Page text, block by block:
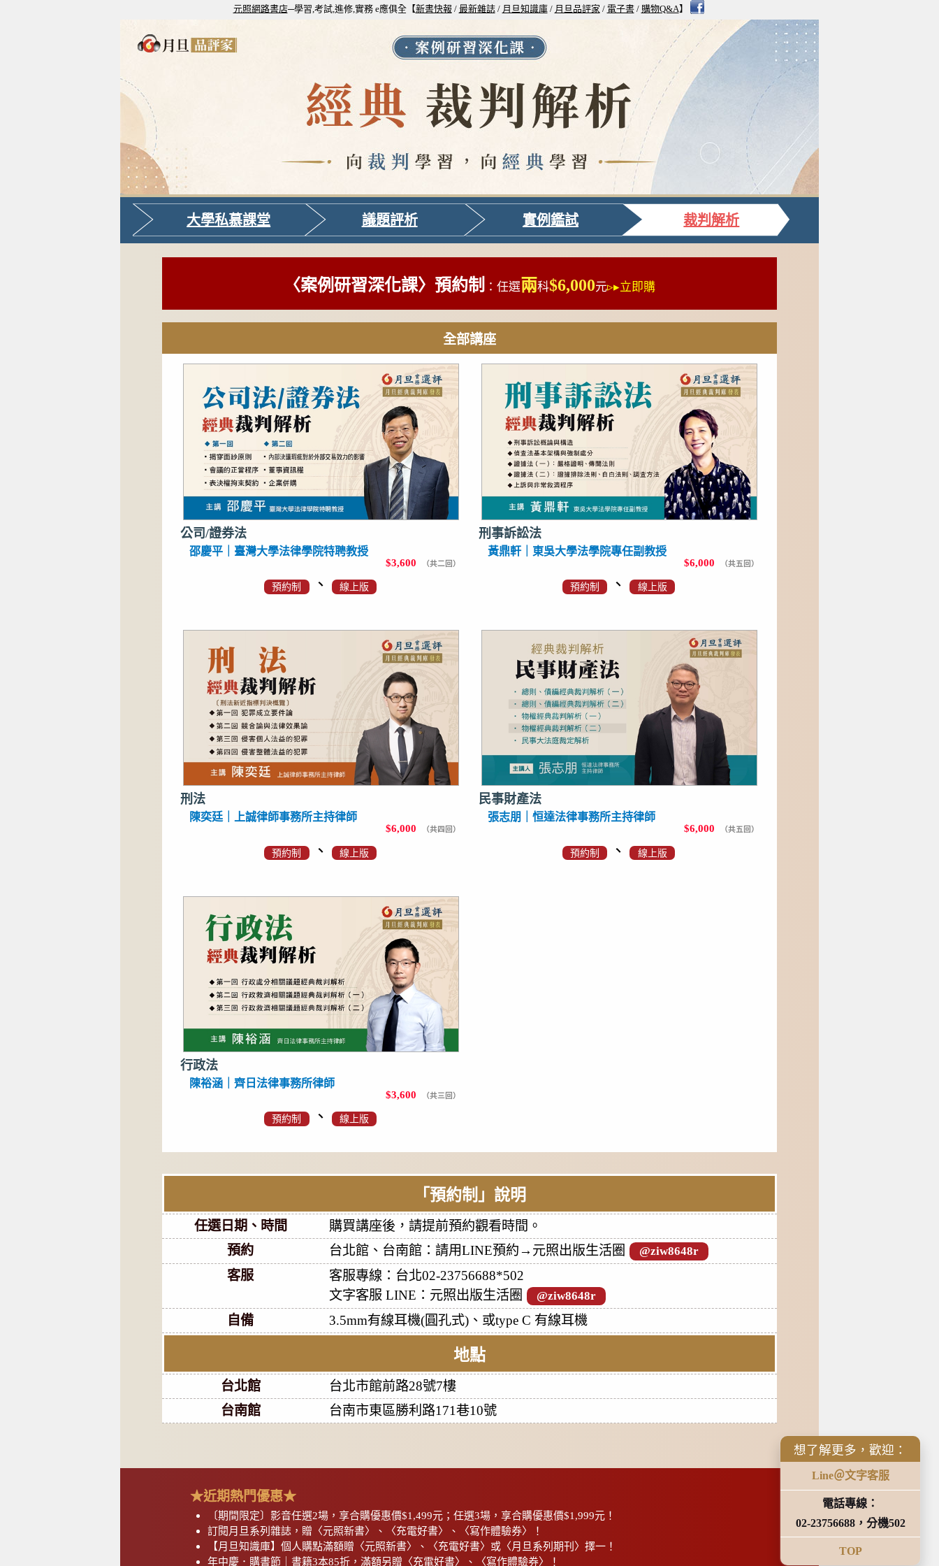
元照網路書店─學習,考試,進修,實務 e應俱全【新書快報 / 最新雜誌/ 月旦知識庫/ 月旦品評家 / 電子書/ 購物Q&A】
大學私慕課堂 議題評析 實例鑑試 裁判解析
〈案例研習深化課〉預約制 ：任選兩科$6,000元▹▸立即購
全部講座
公司/證券法
邵慶平｜臺灣大學法律學院特聘教授
$3,600 （共二回）
預約制 、 線上版
刑事訴訟法
黃鼎軒｜東吳大學法學院專任副教授
$6,000 （共五回）
預約制 、 線上版
刑法
陳奕廷｜上誠律師事務所主持律師
$6,000 （共四回）
預約制 、 線上版
民事財產法
張志朋｜恒達法律事務所主持律師
$6,000 （共五回）
預約制 、 線上版
行政法
陳裕涵｜齊日法律事務所律師
$3,600 （共三回）
預約制 、 線上版
「預約制」說明
任選日期、時間
購買講座後，請提前預約觀看時間。
預約
台北館、台南館：請用LINE預約→元照出版生活圈 @ziw8648r
客服
客服專線：台北02-23756688*502
文字客服 LINE：元照出版生活圈
@ziw8648r
自備 3.5mm有線耳機(圓孔式)、或type C 有線耳機
地點
台北館
台北市館前路28號7樓
台南館
台南市東區勝利路171巷10號
★近期熱門優惠★
〔期間限定〕影音任選2場，享合購優惠價$1,499元；任選3場，享合購優惠價$1,999元！
訂閱月旦系列雜誌，贈〈元照新書〉、〈充電好書〉、〈寫作體驗券〉！
【月旦知識庫】個人購點滿額贈〈元照新書〉、〈充電好書〉或〈月旦系列期刊〉擇一！
年中慶．購書節｜書籍3本85折，滿額另贈〈充電好書〉、〈寫作體驗券〉！
想了解更多，歡迎：
Line＠文字客服
電話專線：
02-23756688，分機502
TOP